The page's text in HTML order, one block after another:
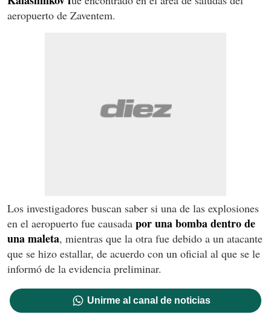
aeropuerto de Zaventem.
Los investigadores buscan saber si una de las explosiones
en el aeropuerto fue causada por una bomba dentro de
una maleta, mientras que la otra fue debido a un atacante
que se hizo estallar, de acuerdo con un oficial al que se le
informó de la evidencia preliminar.
Unirme al canal de noticias